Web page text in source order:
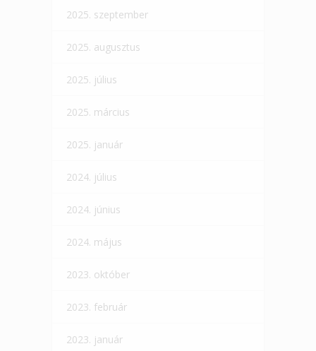
2025. szeptember
2025. augusztus
2025. július
2025. március
2025. január
2024. július
2024. június
2024. május
2023. október
2023. február
2023. január